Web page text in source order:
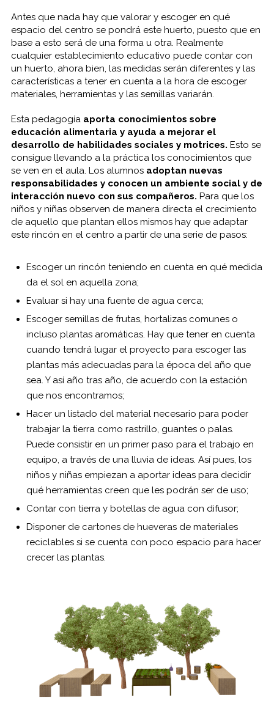
Antes que nada hay que valorar y escoger en qué
espacio del centro se pondrá este huerto, puesto que en
base a esto será de una forma u otra. Realmente
cualquier establecimiento educativo puede contar con
un huerto, ahora bien, las medidas serán diferentes y las
características a tener en cuenta a la hora de escoger
materiales, herramientas y las semillas variarán.
Esta pedagogía aporta conocimientos sobre
educación alimentaria y ayuda a mejorar el
desarrollo de habilidades sociales y motrices. Esto se
consigue llevando a la práctica los conocimientos que
se ven en el aula. Los alumnos adoptan nuevas
responsabilidades y conocen un ambiente social y de
interacción nuevo con sus compañeros. Para que los
niños y niñas observen de manera directa el crecimiento
de aquello que plantan ellos mismos hay que adaptar
este rincón en el centro a partir de una serie de pasos:
Escoger un rincón teniendo en cuenta en qué medida
da el sol en aquella zona;
Evaluar si hay una fuente de agua cerca;
Escoger semillas de frutas, hortalizas comunes o
incluso plantas aromáticas. Hay que tener en cuenta
cuando tendrá lugar el proyecto para escoger las
plantas más adecuadas para la época del año que
sea. Y así año tras año, de acuerdo con la estación
que nos encontramos;
Hacer un listado del material necesario para poder
trabajar la tierra como rastrillo, guantes o palas.
Puede consistir en un primer paso para el trabajo en
equipo, a través de una lluvia de ideas. Así pues, los
niños y niñas empiezan a aportar ideas para decidir
qué herramientas creen que les podrán ser de uso;
Contar con tierra y botellas de agua con difusor;
Disponer de cartones de hueveras de materiales
reciclables si se cuenta con poco espacio para hacer
crecer las plantas.